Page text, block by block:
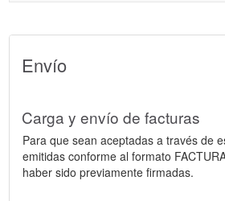
Envío
Carga y envío de facturas
Para que sean aceptadas a través de
emitidas conforme al formato
haber sido previamente firmadas.